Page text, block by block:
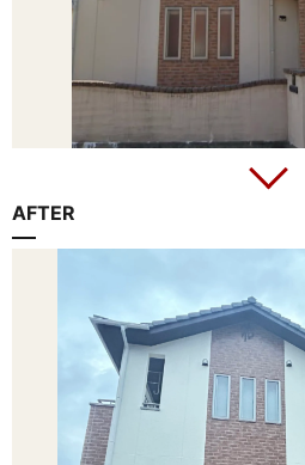
AFTER